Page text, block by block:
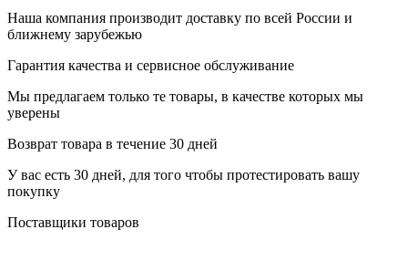
Наша компания производит доставку по всей России и
ближнему зарубежью
Гарантия качества и сервисное обслуживание
Мы предлагаем только те товары, в качестве которых мы
уверены
Возврат товара в течение 30 дней
У вас есть 30 дней, для того чтобы протестировать вашу
покупку
Поставщики товаров